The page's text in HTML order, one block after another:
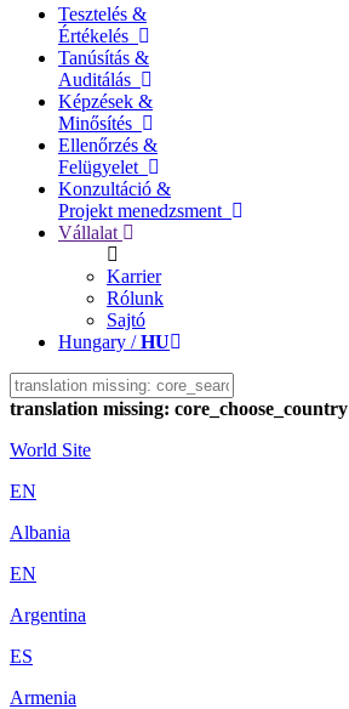
Tesztelés &
Értékelés
Tanúsítás &
Auditálás
Képzések &
Minősítés
Ellenőrzés &
Felügyelet
Konzultáció &
Projekt menedzsment
Vállalat
Karrier
Rólunk
Sajtó
Hungary /HU
translation missing: core_choose_country
World Site
EN
Albania
EN
Argentina
ES
Armenia